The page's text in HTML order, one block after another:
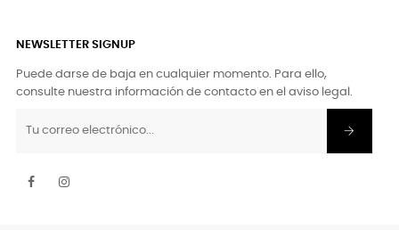
NEWSLETTER SIGNUP
Puede darse de baja en cualquier momento. Para ello,
consulte nuestra información de contacto en el aviso legal.
Facebook